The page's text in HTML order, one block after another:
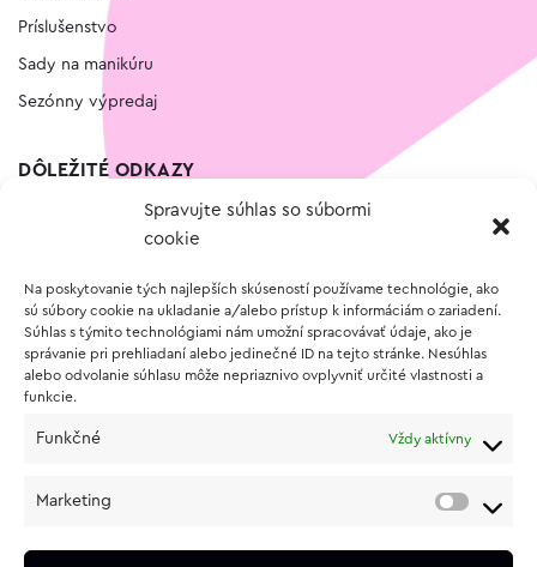
Spravujte súhlas so súbormi
cookie
Na poskytovanie tých najlepších skúseností používame technológie, ako
sú súbory cookie na ukladanie a/alebo prístup k informáciám o zariadení.
Súhlas s týmito technológiami nám umožní spracovávať údaje, ako je
správanie pri prehliadaní alebo jedinečné ID na tejto stránke. Nesúhlas
alebo odvolanie súhlasu môže nepriaznivo ovplyvniť určité vlastnosti a
funkcie.
Funkčné Vždy aktívny
Marketing
Príslušenstvo
Sady na manikúru
Sezónny výpredaj
DÔLEŽITÉ ODKAZY
Vernostný program
O NÁKUPE
Vrátenie a reklamácia tovaru